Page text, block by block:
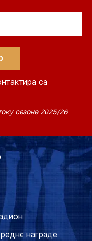
са
сезоне 2025/26
награде